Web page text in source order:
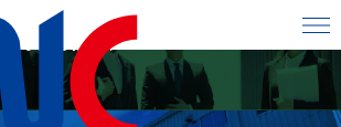
採用情報